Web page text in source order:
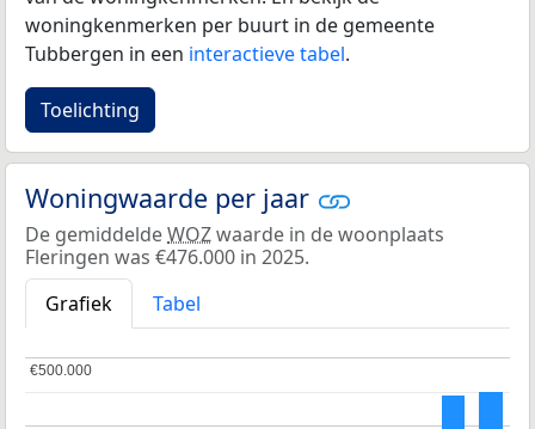
woningkenmerken per buurt in de gemeente
Tubbergen in een interactieve tabel.
Toelichting
Woningwaarde per jaar
De gemiddeldeWOZwaarde in de woonplaats
Fleringen was €476.000 in 2025.
Grafiek
Tabel
€500.000
€500.000